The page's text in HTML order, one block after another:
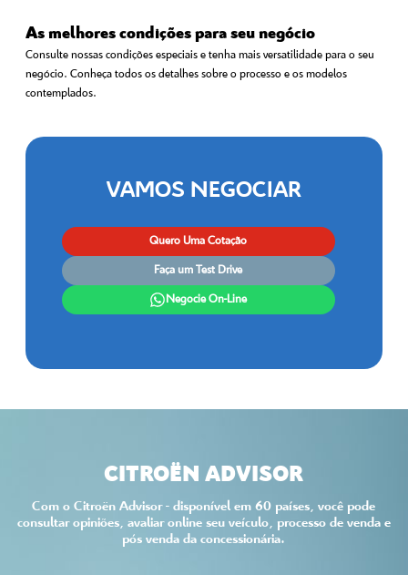
As melhores condições para seu negócio
Consulte nossas condições especiais e tenha mais versatilidade para o seu
negócio. Conheça todos os detalhes sobre o processo e os modelos
contemplados.
VAMOS NEGOCIAR
Quero Uma Cotação
Faça um Test Drive
Negocie On-Line
CITROËN ADVISOR
Com o Citroën Advisor - disponível em 60 países, você pode
consultar opiniões, avaliar online seu veículo, processo de venda e
pós venda da concessionária.